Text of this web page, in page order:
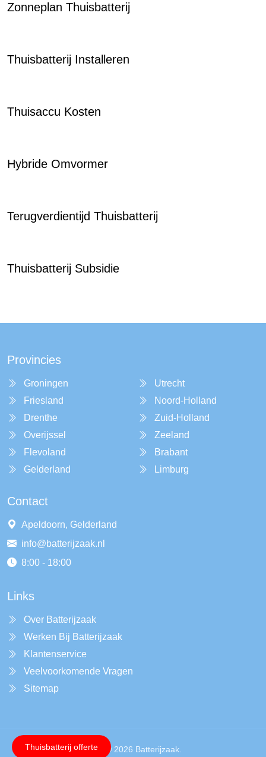
Zonneplan Thuisbatterij
Thuisbatterij Installeren
Thuisaccu Kosten
Hybride Omvormer
Terugverdientijd Thuisbatterij
Thuisbatterij Subsidie
Provincies
Groningen
Friesland
Drenthe
Overijssel
Flevoland
Gelderland
Utrecht
Noord-Holland
Zuid-Holland
Zeeland
Brabant
Limburg
Contact
Apeldoorn, Gelderland
info@batterijzaak.nl
8:00 - 18:00
Links
Over Batterijzaak
Werken Bij Batterijzaak
Klantenservice
Veelvoorkomende Vragen
Sitemap
Copyright © 2026 Batterijzaak.
Thuisbatterij offerte